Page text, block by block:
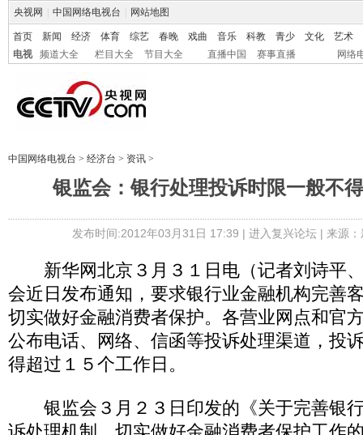
央视网 中国网络电视台 网站地图
首页 新闻 经济 体育 综艺 春晚 戏曲 音乐 科教 青少 文化
艺术
电视
频道大全 栏目大全 节目大全 直播中国 赛事直播 网络
中国网络电视台 > 经济台 > 资讯 >
银监会：银行处理投诉时限一般不
发布时间:2012年03月31日 17:39 | 进入复兴论坛| 来源
新华网北京３月３１日电（记者刘诗平
会近日发布通知，要求银行业金融机构完善
切实做好金融消费者保护。各营业网点和官
公布电话、网络、信函等投诉处理渠道，投
得超过１５个工作日。
银监会３月２３日印发的《关于完善银